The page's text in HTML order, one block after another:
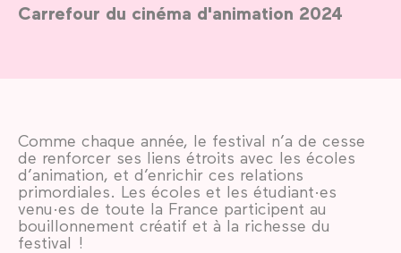
Carrefour du cinéma d'animation 2024
Comme chaque année, le festival n’a de cesse
de renforcer ses liens étroits avec les écoles
d’animation, et d’enrichir ces relations
primordiales. Les écoles et les étudiant·es
venu·es de toute la France participent au
bouillonnement créatif et à la richesse du
festival !